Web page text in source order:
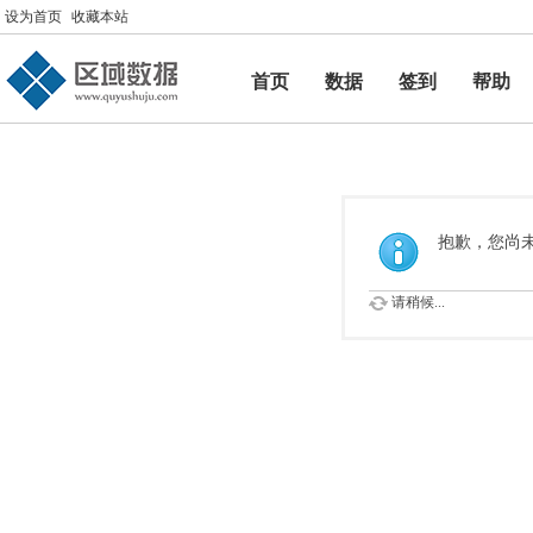
设为首页 收藏本站
首页 数据 签到
帮助
帮助
抱歉，您尚
请稍候...